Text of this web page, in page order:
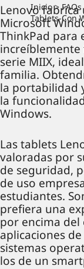
Inicio>FAQs
Tablets-Con
Lenovo fabrica
Microsoft
ThinkPad para
increíblemente
serie MIIX,
familia.
la portabilidad
la
Windows.
Las tablets
valoradas por
de seguridad,
de uso
estudiantes.
prefiera una
por encima
aplicaciones
sistemas
los de un